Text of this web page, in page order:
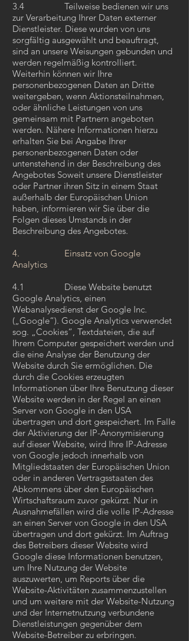
3.4 Teilweise bedienen wir uns
zur Verarbeitung Ihrer Daten externer
Dienstleister. Diese wurden von uns
sorgfältig ausgewählt und beauftragt,
sind an unsere Weisungen gebunden und
werden regelmäßig kontrolliert.
Weiterhin können wir Ihre
personenbezogenen Daten an Dritte
weitergeben, wenn Aktionsteilnahmen,
oder ähnliche Leistungen von uns
gemeinsam mit Partnern angeboten
werden. Nähere Informationen hierzu
erhalten Sie bei Angabe Ihrer
personenbezogenen Daten oder
untenstehend in der Beschreibung des
Angebotes Soweit unsere Dienstleister
oder Partner ihren Sitz in einem Staat
außerhalb der Europäischen Union
haben, informieren wir Sie über die
Folgen dieses Umstands in der
Beschreibung des Angebotes.
4. Einsatz von Google
Analytics
4.1 Diese Website benutzt
Google Analytics, einen
Webanalysedienst der Google Inc.
(„Google“). Google Analytics verwendet
sog. „Cookies“, Textdateien, die auf
Ihrem Computer gespeichert werden und
die eine Analyse der Benutzung der
Website durch Sie ermöglichen. Die
durch die Cookies erzeugten
Informationen über Ihre Benutzung dieser
Website werden in der Regel an einen
Server von Google in den USA
übertragen und dort gespeichert. Im Falle
der Aktivierung der IP-Anonymisierung
auf dieser Website, wird Ihre IP-Adresse
von Google jedoch innerhalb von
Mitgliedstaaten der Europäischen Union
oder in anderen Vertragsstaaten des
Abkommens über den Europäischen
Wirtschaftsraum zuvor gekürzt. Nur in
Ausnahmefällen wird die volle IP-Adresse
an einen Server von Google in den USA
übertragen und dort gekürzt. Im Auftrag
des Betreibers dieser Website wird
Google diese Informationen benutzen,
um Ihre Nutzung der Website
auszuwerten, um Reports über die
Website-Aktivitäten zusammenzustellen
und um weitere mit der Website-Nutzung
und der Internetnutzung verbundene
Dienstleistungen gegenüber dem
Website-Betreiber zu erbringen.